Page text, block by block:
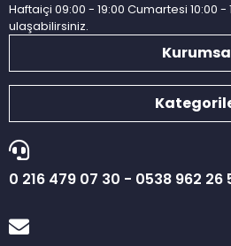
Haftaiçi 09:00 - 19:00 Cumartesi 10:00 -
ulaşabilirsiniz.
0 216 479 07 30 - 0538 962 26